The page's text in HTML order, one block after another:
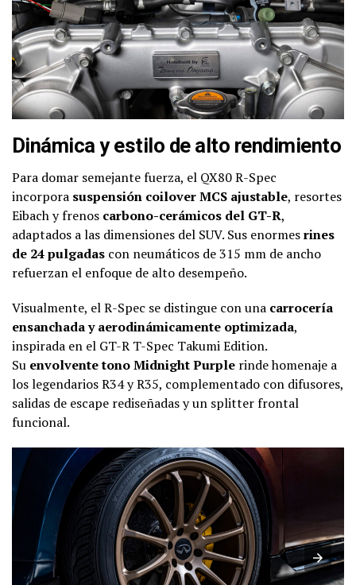
Dinámica y estilo de alto rendimiento
Para domar semejante fuerza, el QX80 R-Spec
incorpora suspensión coilover MCS ajustable, resortes
Eibach y frenos carbono-cerámicos del GT-R,
adaptados a las dimensiones del SUV. Sus enormesrines
de 24 pulgadas con neumáticos de 315 mm de ancho
refuerzan el enfoque de alto desempeño.
Visualmente, el R-Spec se distingue con una carrocería
ensanchada y aerodinámicamente optimizada,
inspirada en el GT-R T-Spec Takumi Edition.
Su envolvente tono Midnight Purple rinde homenaje a
los legendarios R34 y R35, complementado con difusores,
salidas de escape rediseñadas y un splitter frontal
funcional.